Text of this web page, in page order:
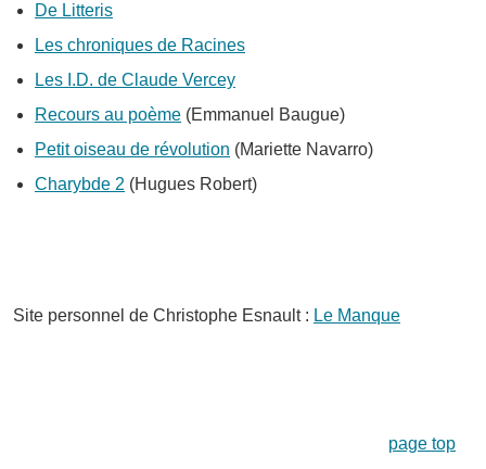
De Litteris
Les chroniques de Racines
Les I.D. de Claude Vercey
Recours au poème (Emmanuel Baugue)
Petit oiseau de révolution (Mariette Navarro)
Charybde 2 (Hugues Robert)
Site personnel de Christophe Esnault : Le Manque
page top